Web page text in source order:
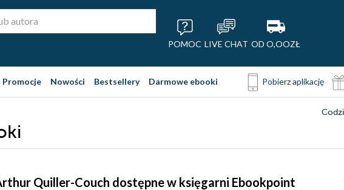
POMOC LIVE CHAT OD O,OOZŁ
Promocje Nowości Bestsellery Darmowe ebooki Pobierz aplikację
Quiller-Couch dostępne w księgarni Ebookpoint